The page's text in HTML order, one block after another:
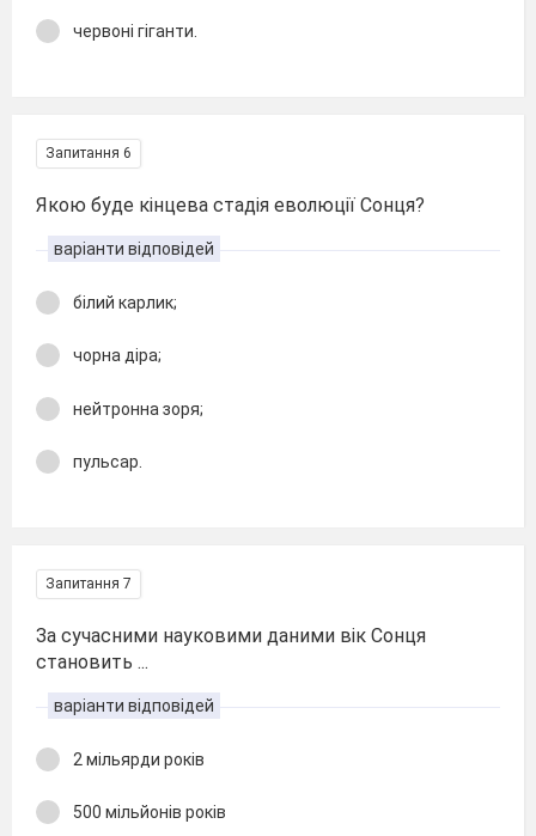
червоні гіганти.
Запитання 6
Якою буде кінцева стадія еволюції Сонця?
варіанти відповідей
білий карлик;
чорна діра;
нейтронна зоря;
пульсар.
Запитання 7
За сучасними науковими даними вік Сонця
становить ...
варіанти відповідей
2 мільярди років
500 мільйонів років